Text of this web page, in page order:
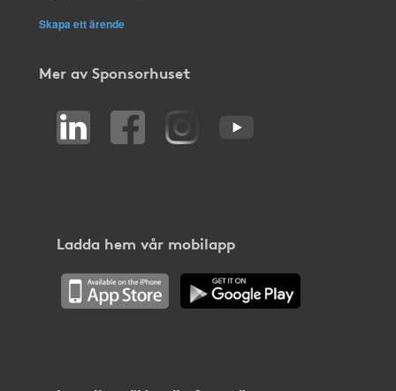
Skapa ett ärende
Mer av Sponsorhuset
Ladda hem vår mobilapp